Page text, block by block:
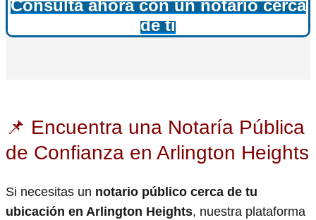
Consulta ahora con un notario cerca
de ti
📌 Encuentra una Notaría Pública
de Confianza en Arlington Heights
Si necesitas un notario público cerca de tu
ubicación en Arlington Heights, nuestra plataforma